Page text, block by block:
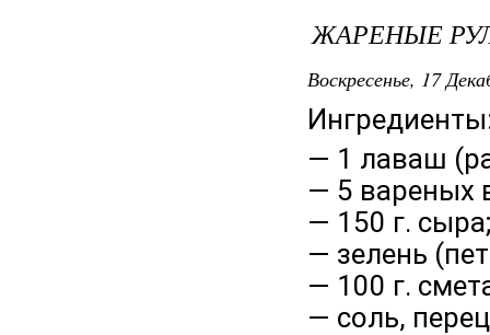
ЖАРЕНЫЕ
Воскресенье, 17
— 1 лаваш
— 5 вареных
— 150 г. сыра;
— зелень
— 100 г.
— соль,